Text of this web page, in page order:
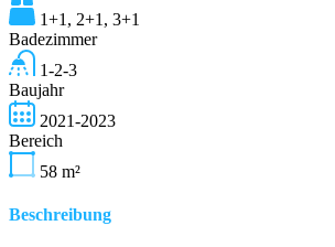
1+1, 2+1, 3+1
Badezimmer
1-2-3
Baujahr
2021-2023
Bereich
58 m²
Beschreibung